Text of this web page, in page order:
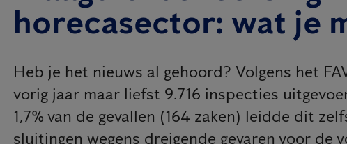
horecasector: wat je
Heb je het nieuws al gehoord? Volgens het
vorig jaar maar liefst 9.716 inspecties
1,7% van de gevallen (164 zaken) leidde dit
sluitingen wegens dreigende gevaren voor de